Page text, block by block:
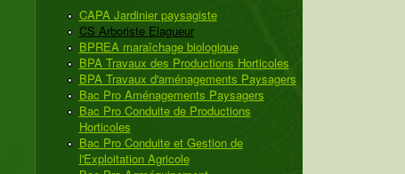
CAPA Jardinier paysagiste
CS Arboriste Elagueur
BPREA maraîchage biologique
BPA Travaux des Productions Horticoles
BPA Travaux d'aménagements Paysagers
Bac Pro Aménagements Paysagers
Bac Pro Conduite de Productions
Horticoles
Bac Pro Conduite et Gestion de
l'Exploitation Agricole